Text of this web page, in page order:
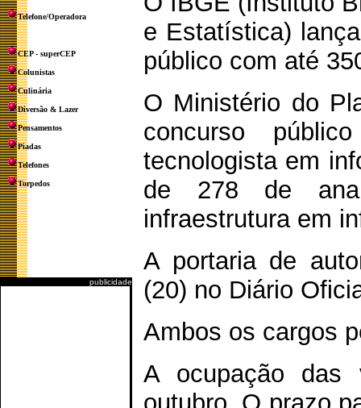
Telefone/Operadora
CEP - superCEP
Colunistas
Culinária
Diversão & Lazer
Pensamentos
Piadas
Telefones
Torpedos
publicidade
e Estatística)
público com até
O Ministério do
concurso
tecnologista em
de 278 de
infraestrutura em
A portaria de
(20) no Diário
Ambos os cargos
A ocupação das